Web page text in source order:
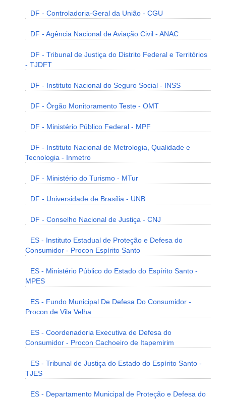
DF - Controladoria-Geral da União - CGU
DF - Agência Nacional de Aviação Civil - ANAC
DF - Tribunal de Justiça do Distrito Federal e Territórios
- TJDFT
DF - Instituto Nacional do Seguro Social - INSS
DF - Órgão Monitoramento Teste - OMT
DF - Ministério Público Federal - MPF
DF - Instituto Nacional de Metrologia, Qualidade e
Tecnologia - Inmetro
DF - Ministério do Turismo - MTur
DF - Universidade de Brasília - UNB
DF - Conselho Nacional de Justiça - CNJ
ES - Instituto Estadual de Proteção e Defesa do
Consumidor - Procon Espírito Santo
ES - Ministério Público do Estado do Espírito Santo -
MPES
ES - Fundo Municipal De Defesa Do Consumidor -
Procon de Vila Velha
ES - Coordenadoria Executiva de Defesa do
Consumidor - Procon Cachoeiro de Itapemirim
ES - Tribunal de Justiça do Estado do Espírito Santo -
TJES
ES - Departamento Municipal de Proteção e Defesa do